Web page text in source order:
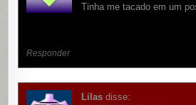
Tinha me tacado em um
Responder
Lilas disse: